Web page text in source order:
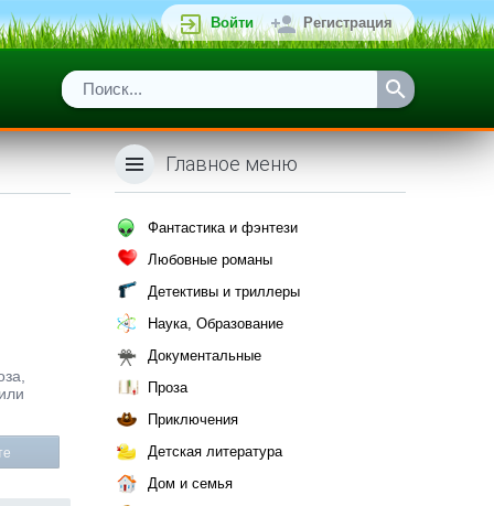
Войти Регистрация
Главное меню
Фантастика и фэнтези
Любовные романы
Детективы и триллеры
Наука, Образование
Документальные
Проза
Приключения
Детская литература
Дом и семья